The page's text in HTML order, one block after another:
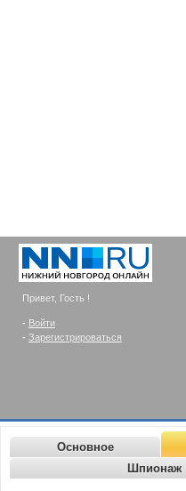
Привет, Гость !
- Войти
- Зарегистрироваться
Основное
Шпионаж